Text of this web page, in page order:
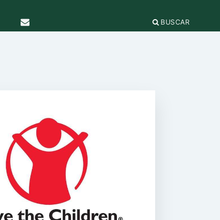
BUSCAR
LA COORDINADORA
por la solidaridad
la ciudadanía global
EL
Antiacoso
y
de Compras
igualdad